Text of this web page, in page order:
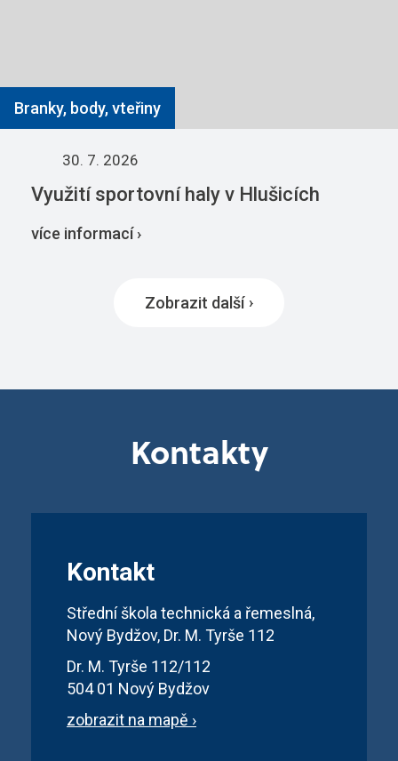
Branky, body, vteřiny
30. 7. 2026
Využití sportovní haly v Hlušicích
více informací ›
Zobrazit další
Kontakty
Kontakt
Střední škola technická a řemeslná,
Nový Bydžov, Dr. M. Tyrše 112
Dr. M. Tyrše 112/112
504 01 Nový Bydžov
zobrazit na mapě ›